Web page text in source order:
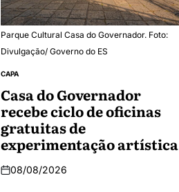
Parque Cultural Casa do Governador. Foto:
Divulgação/ Governo do ES
CAPA
Casa do Governador
recebe ciclo de oficinas
gratuitas de
experimentação artística
08/08/2026